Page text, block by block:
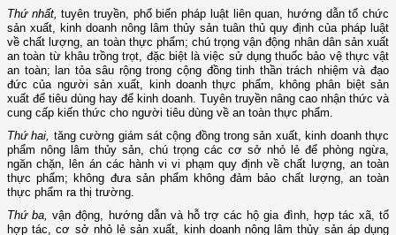
Thứ nhất, tuyên truyền, phổ biến pháp luật liên quan, hướng dẫn tổ chức
sản xuất, kinh doanh nông lâm thủy sản tuân thủ quy định của pháp luật
về chất lượng, an toàn thực phẩm; chú trọng vận động nhân dân sản xuất
an toàn từ khâu trồng trọt, đặc biệt là việc sử dụng thuốc bảo vệ thực vật
an toàn; lan tỏa sâu rộng trong cộng đồng tinh thần trách nhiệm và đạo
đức của người sản xuất, kinh doanh thực phẩm, không phân biệt sản
xuất để tiêu dùng hay để kinh doanh. Tuyên truyền nâng cao nhận thức và
cung cấp kiến thức cho người tiêu dùng về an toàn thực phẩm.
Thứ hai, tăng cường giám sát cộng đồng trong sản xuất, kinh doanh thực
phẩm nông lâm thủy sản, chú trọng các cơ sở nhỏ lẻ để phòng ngừa,
ngăn chặn, lên án các hành vi vi phạm quy định về chất lượng, an toàn
thực phẩm; không đưa sản phẩm không đảm bảo chất lượng, an toàn
thực phẩm ra thị trường.
Thứ ba, vận động, hướng dẫn và hỗ trợ các hộ gia đình, hợp tác xã, tổ
hợp tác, cơ sở nhỏ lẻ sản xuất, kinh doanh nông lâm thủy sản áp dụng